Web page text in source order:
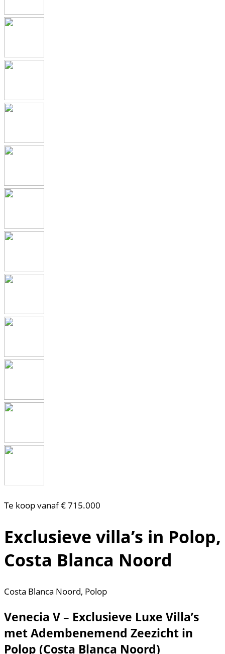
Te koop vanaf € 715.000
Exclusieve villa’s in Polop,
Costa Blanca Noord
Costa Blanca Noord, Polop
Venecia V – Exclusieve Luxe Villa’s
met Adembenemend Zeezicht in
Polop (Costa Blanca Noord)